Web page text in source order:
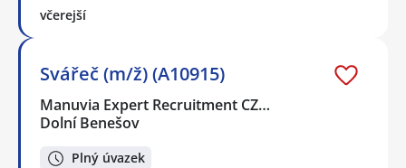
včerejší
Svářeč (m/ž) (A10915)
Manuvia Expert Recruitment CZ…
Dolní Benešov
Plný úvazek